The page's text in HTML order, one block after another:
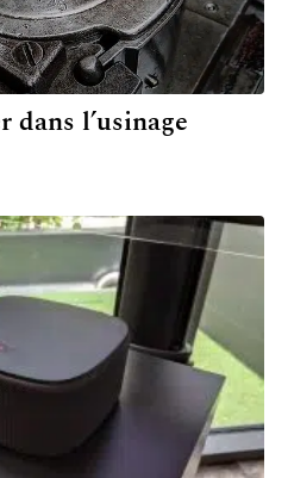
dans l’usinage